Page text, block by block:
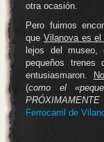
otra ocasión.
Pero fuimos
que Vilanova es el
lejos del museo,
pequeños
entusiasmaron.
(como el
Ferrocarril de